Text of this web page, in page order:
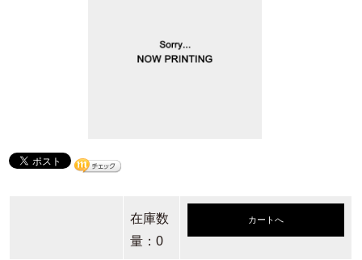
在庫数
量：0
カートへ